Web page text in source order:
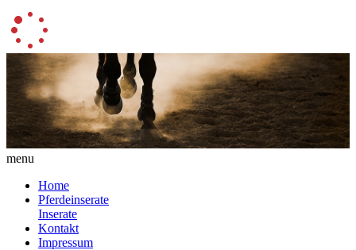
menu
Home
Pferdeinserate
Inserate
Kontakt
Impressum